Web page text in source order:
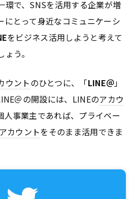
環で、SNSを活用する企業が増
にとって身近なコミュニケーシ
をビジネス活用しようと考えて
う。
ウントのひとつに、「LINE＠」
＠の開設には、LINEのアカウ
人事業主であれば、プライベー
カウントをそのまま活用できま